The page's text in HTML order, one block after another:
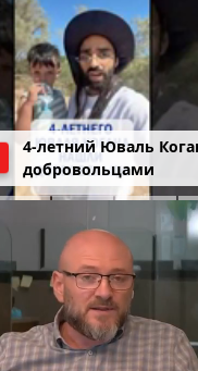
4-летний Юваль
добровольцами